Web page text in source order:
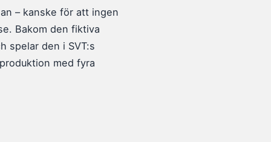
– kanske för att ingen
Bakom den fiktiva
spelar den i SVT:s
med fyra